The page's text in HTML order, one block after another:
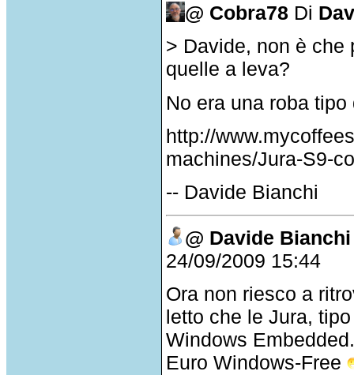
@ Cobra78 Di
> Davide, non è che
quelle a leva?
No era una roba tipo
http://
machines/Jura-S9-
-- Davide Bianchi
@ Davide Bianchi
24/09/2009 15:44
Ora non riesco a
letto che le Jura,
Windows
Euro Windows-Free